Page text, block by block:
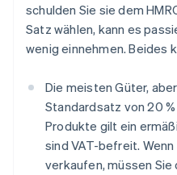
schulden Sie sie dem
Satz wählen, kann es
wenig einnehmen. Beides
Die meisten Güter,
Standardsatz von 20
Produkte gilt ein
sind VAT-befreit.
verkaufen, müssen